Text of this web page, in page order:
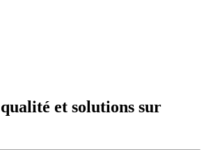
et solutions sur